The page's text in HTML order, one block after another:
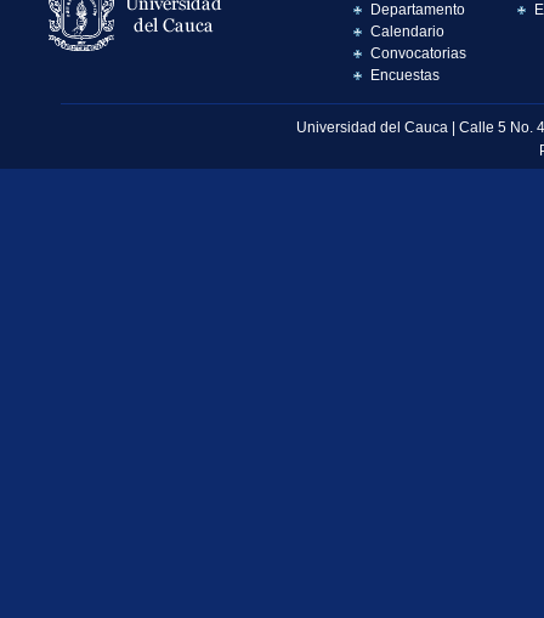
Departamento
Calendario
Convocatorias
Encuestas
Universidad del Cauca | Calle 5 No.